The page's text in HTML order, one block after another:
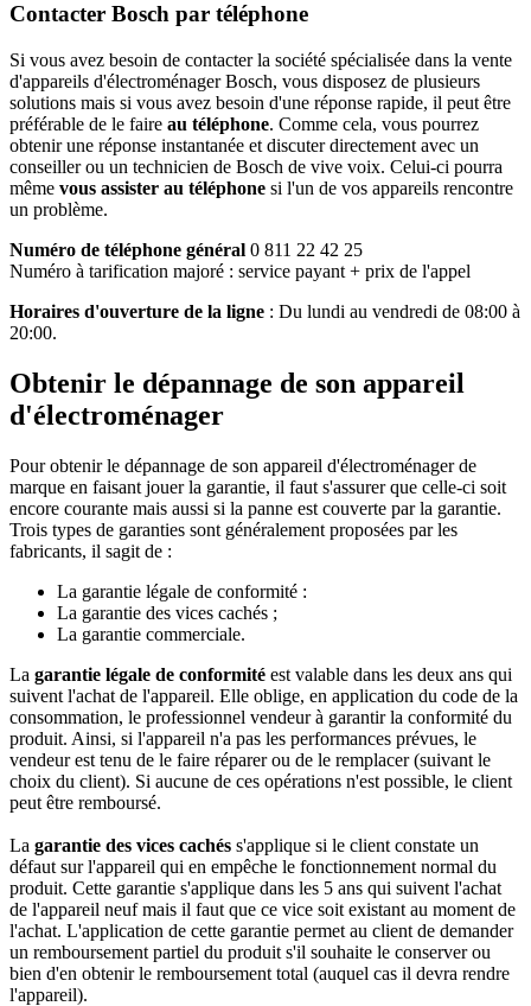
Contacter Bosch par téléphone
Si vous avez besoin de contacter la société spécialisée dans la vente
d'appareils d'électroménager Bosch, vous disposez de plusieurs
solutions mais si vous avez besoin d'une réponse rapide, il peut être
préférable de le faire au téléphone. Comme cela, vous pourrez
obtenir une réponse instantanée et discuter directement avec un
conseiller ou un technicien de Bosch de vive voix. Celui-ci pourra
même vous assister au téléphone si l'un de vos appareils rencontre
un problème.
Numéro de téléphone général 0 811 22 42 25
Numéro à tarification majoré : service payant + prix de l'appel
Horaires d'ouverture de la ligne : Du lundi au vendredi de 08:00 à
20:00.
Obtenir le dépannage de son appareil
d'électroménager
Pour obtenir le dépannage de son appareil d'électroménager de
marque en faisant jouer la garantie, il faut s'assurer que celle-ci soit
encore courante mais aussi si la panne est couverte par la garantie.
Trois types de garanties sont généralement proposées par les
fabricants, il sagit de :
La garantie légale de conformité :
La garantie des vices cachés ;
La garantie commerciale.
La garantie légale de conformité est valable dans les deux ans qui
suivent l'achat de l'appareil. Elle oblige, en application du code de la
consommation, le professionnel vendeur à garantir la conformité du
produit. Ainsi, si l'appareil n'a pas les performances prévues, le
vendeur est tenu de le faire réparer ou de le remplacer (suivant le
choix du client). Si aucune de ces opérations n'est possible, le client
peut être remboursé.
La garantie des vices cachés s'applique si le client constate un
défaut sur l'appareil qui en empêche le fonctionnement normal du
produit. Cette garantie s'applique dans les 5 ans qui suivent l'achat
de l'appareil neuf mais il faut que ce vice soit existant au moment de
l'achat. L'application de cette garantie permet au client de demander
un remboursement partiel du produit s'il souhaite le conserver ou
bien d'en obtenir le remboursement total (auquel cas il devra rendre
l'appareil).